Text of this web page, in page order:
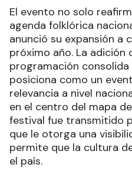
El evento no solo
agenda folklórica
anunció su expansión a
próximo año. La adición
programación
posiciona como un
relevancia a nivel
en el centro del mapa
festival fue transmitido
que le otorga una
permite que la cultura
el país.